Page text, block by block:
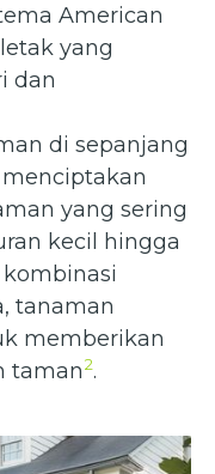
American
yang
dan
di sepanjang
yang sering
kecil hingga
tanaman
memberikan
taman2.